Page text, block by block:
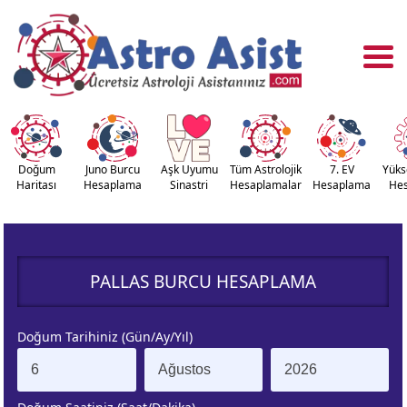
KUZEY AY
DÜĞÜMÜ
Doğum
Haritası
Juno Burcu
Hesaplama
Aşk Uyumu
Sinastri
Tüm Astrolojik
Hesaplamalar
7. EV
Hesaplama
PALLAS BURCU HESAPLAMA
Doğum Tarihiniz (Gün/Ay/Yıl)